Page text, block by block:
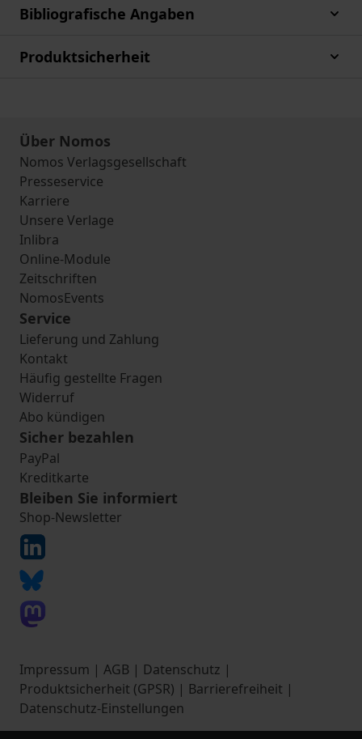
Bibliografische Angaben
Produktsicherheit
Über Nomos
Nomos Verlagsgesellschaft
Presseservice
Karriere
Unsere Verlage
Inlibra
Online-Module
Zeitschriften
NomosEvents
Service
Lieferung und Zahlung
Kontakt
Häufig gestellte Fragen
Widerruf
Abo kündigen
Sicher bezahlen
PayPal
Kreditkarte
Bleiben Sie informiert
Shop-Newsletter
Impressum | AGB | Datenschutz |
Produktsicherheit (GPSR) | Barrierefreiheit |
Datenschutz-Einstellungen